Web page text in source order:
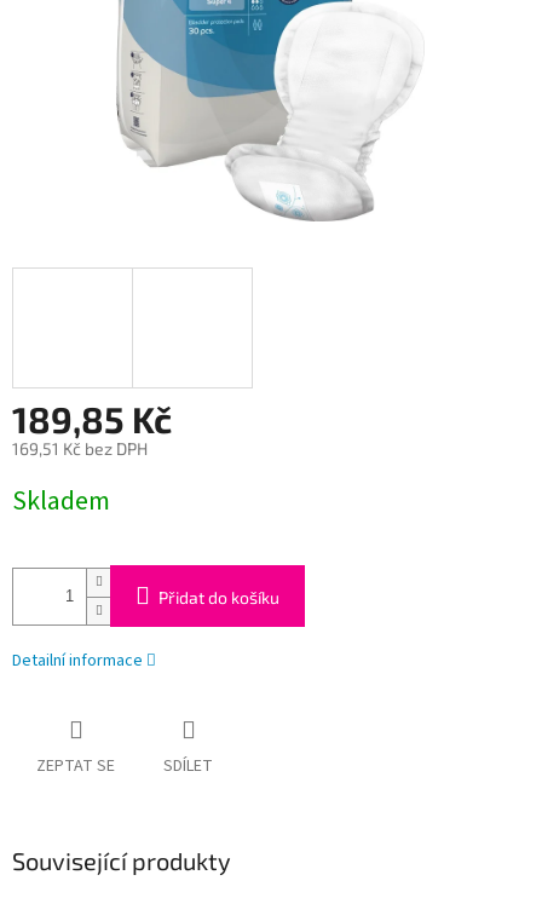
189,85 Kč
169,51 Kč bez DPH
cena:
Skladem
Přidat do košíku
Detailní informace
ZEPTAT SE SDÍLET
Související produkty